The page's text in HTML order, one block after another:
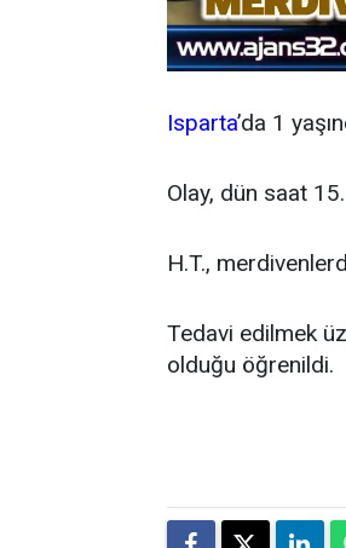
Isparta’da 1
Olay, dün saat
H.T.,
Tedavi edilmek
olduğu öğrenildi.